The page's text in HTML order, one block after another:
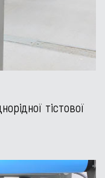
тістової